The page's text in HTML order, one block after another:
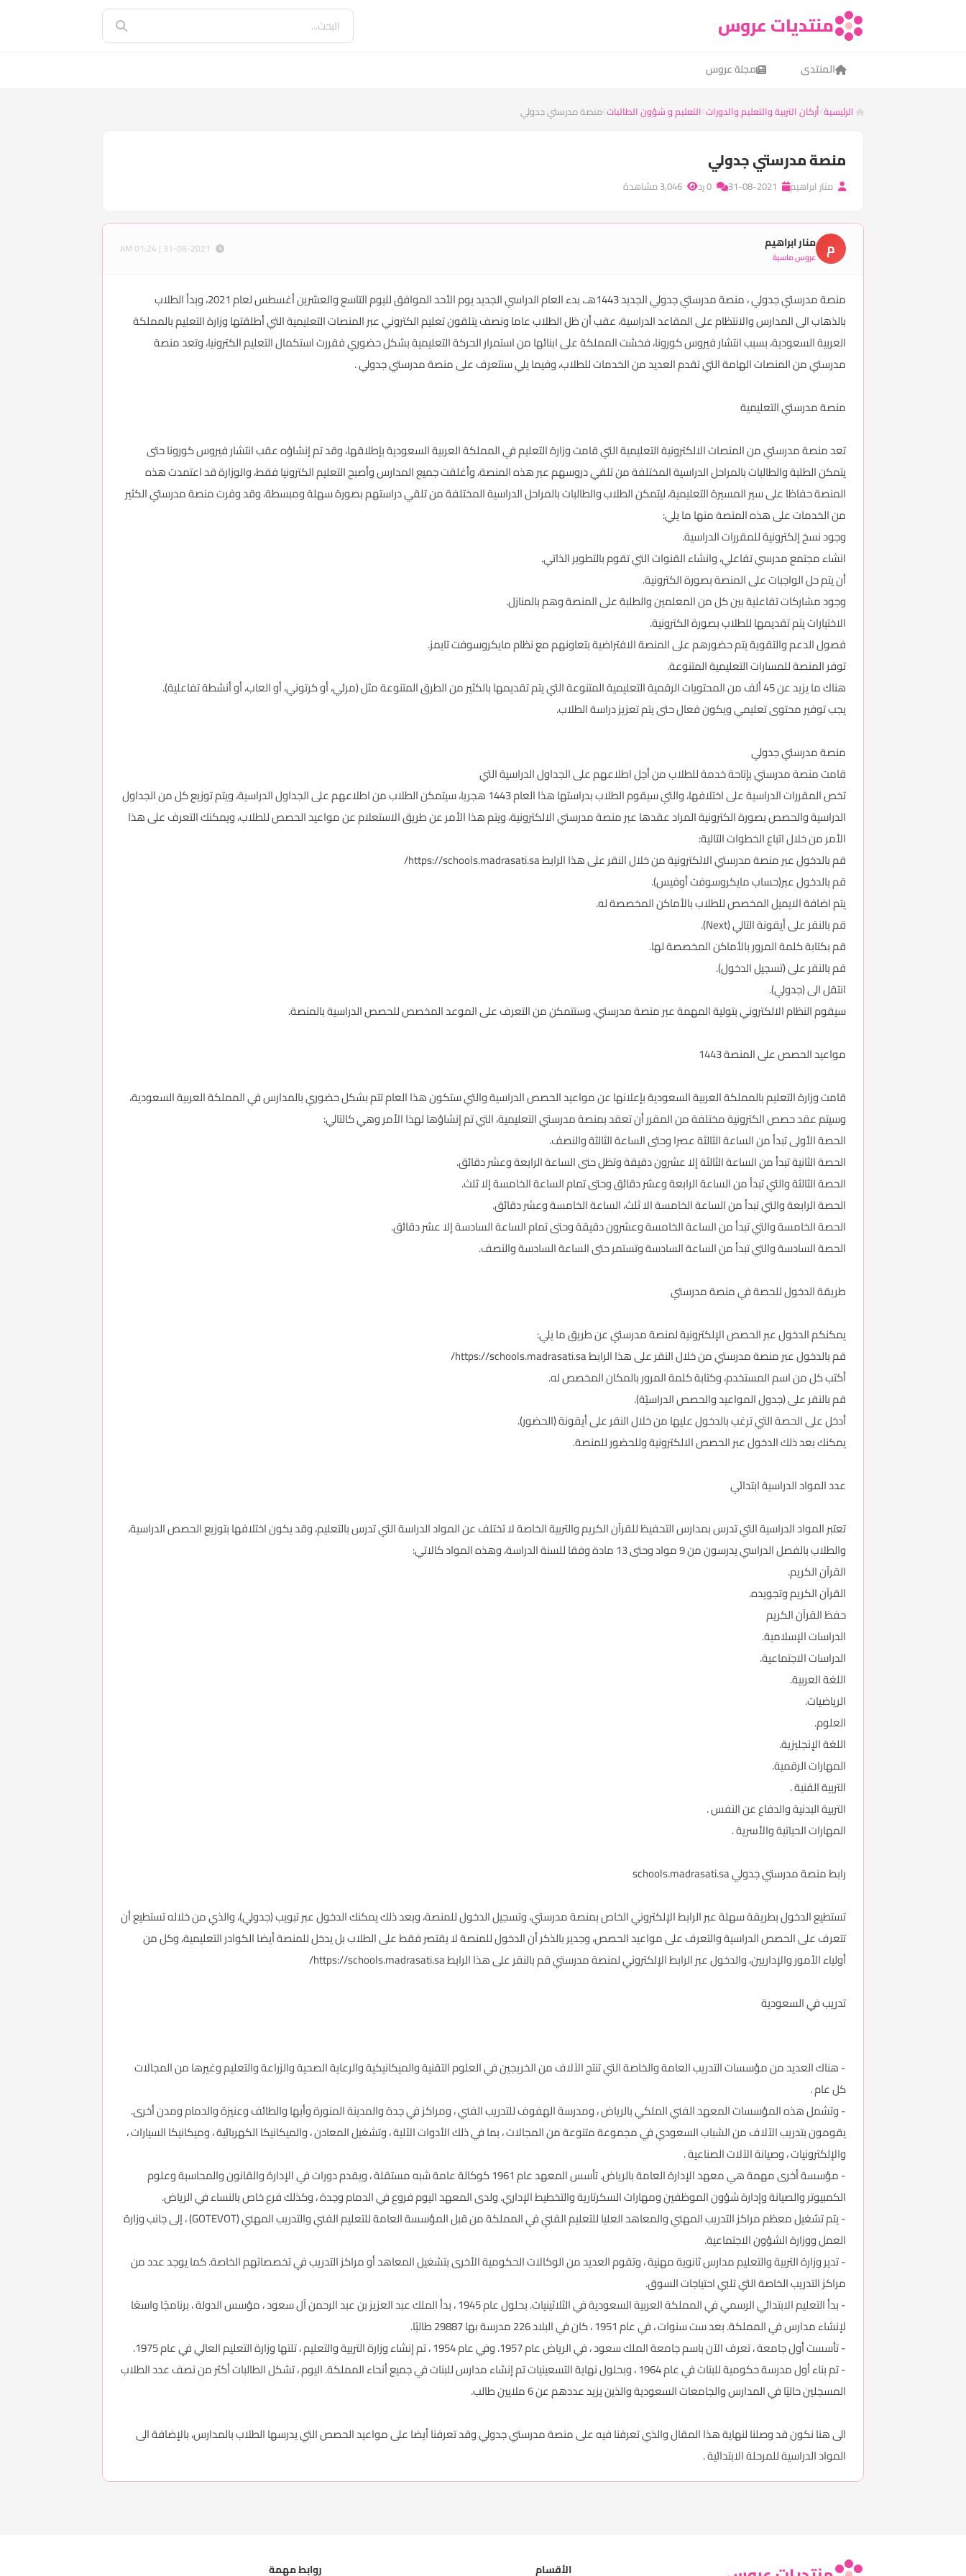
منتديات عروس
المنتدى مجلة عروس
الرئيسية أركان التربية والتعليم والدورات التعليم و شؤون الطالبات منصة مدرستي جدولي
منصة مدرستي جدولي
منار ابراهيم
م منار ابراهيم
عروس ماسية
منصة مدرستي جدولي ، منصة مدرستي جدولي الجديد 1443هـ، بدء العام الدراسي الجديد يوم الأحد الموافق لليوم التاسع والعشرين أغسطس لعام 2021، وبدأ الطلاب
بالذهاب الى المدارس والانتظام على المقاعد الدراسية، عقب أن ظل الطلاب عاما ونصف يتلقون تعليم الكتروني عبر المنصات التعليمية التي أطلقتها وزارة التعليم بالمملكة
العربية السعودية، بسبب انتشار فيروس كورونا، فخشت المملكة على ابنائها من استمرار الحركة التعليمية بشكل حضوري فقررت استكمال التعليم الكترونيا، وتعد منصة
مدرستي من المنصات الهامة التي تقدم العديد من الخدمات للطلاب، وفيما يلي سنتعرف على منصة مدرستي جدولي .
منصة مدرستي التعليمية
تعد منصة مدرستي من المنصات الالكترونية التعليمية التي قامت وزارة التعليم في المملكة العربية السعودية بإطلاقها، وقد تم إنشاؤه عقب انتشار فيروس كورونا حتى
يتمكن الطلبة والطالبات بالمراحل الدراسية المختلفة من تلقي دروسهم عبر هذه المنصة، وأغلقت جميع المدارس وأصبح التعليم الكترونيا فقط، والوزارة قد اعتمدت هذه
المنصة حفاظا على سير المسيرة التعليمية، ليتمكن الطلاب والطالبات بالمراحل الدراسية المختلفة من تلقي دراستهم بصورة سهلة ومبسطة، وقد وفرت منصة مدرستي الكثير
من الخدمات على هذه المنصة منها ما يلي:
وجود نسخ إلكترونية للمقررات الدراسية.
انشاء مجتمع مدرسي تفاعلي، وانشاء القنوات التي تقوم بالتطوير الذاتي.
أن يتم حل الواجبات على المنصة بصورة الكترونية.
وجود مشاركات تفاعلية بين كل من المعلمين والطلبة على المنصة وهم بالمنازل.
الاختبارات يتم تقديمها للطلاب بصورة الكترونية.
فصول الدعم والتقوية يتم حضورهم على المنصة الافتراضية بتعاونهم مع نظام مايكروسوفت تايمز.
توفر المنصة للمسارات التعليمية المتنوعة.
هناك ما يزيد عن 45 ألف من المحتويات الرقمية التعليمية المتنوعة التي يتم تقديمها بالكثير من الطرق المتنوعة مثل (مرئي، أو كرتوني، أو العاب، أو أنشطة تفاعلية).
يجب توفير محتوى تعليمي ويكون فعال حتى يتم تعزيز دراسة الطلاب.
منصة مدرستي جدولي
قامت منصة مدرستي بإتاحة خدمة للطلاب من أجل اطلاعهم على الجداول الدراسية التي
تخص المقررات الدراسية على اختلافها، والتي سيقوم الطلاب بدراستها هذا العام 1443 هجريا، سيتمكن الطلاب من اطلاعهم على الجداول الدراسية، ويتم توزيع كل من الجداول
الدراسية والحصص بصورة الكترونية المراد عقدها عبر منصة مدرستي الالكترونية، ويتم هذا الأمر عن طريق الاستعلام عن مواعيد الحصص للطلاب، ويمكنك التعرف على هذا
الأمر من خلال اتباع الخطوات التالية:
قم بالدخول عبر منصة مدرستي الالكترونية من خلال النقر على هذا الرابطhttps://schools.madrasati.sa/
قم بالدخول عبر(حساب مايكروسوفت أوفيس).
يتم اضافة الايميل المخصص للطلاب بالأماكن المخصصة له.
قم بالنقر على أيقونة التالي (Next).
قم بكتابة كلمة المرور بالأماكن المخصصة لها.
قم بالنقر على (تسجيل الدخول).
انتقل الى (جدولي).
سيقوم النظام الالكتروني بتولية المهمة عبر منصة مدرستي، وستتمكن من التعرف على الموعد المخصص للحصص الدراسية بالمنصة.
مواعيد الحصص على المنصة 1443
قامت وزارة التعليم بالمملكة العربية السعودية بإعلانها عن مواعيد الحصص الدراسية والتي ستكون هذا العام تتم بشكل حضوري بالمدارس في المملكة العربية السعودية،
وسيتم عقد حصص الكترونية مختلفة من المقرر أن تعقد بمنصة مدرستي التعليمية، التي تم إنشاؤها لهذا الأمر وهي كالتالي:
الحصة الأولى تبدأ من الساعة الثالثة عصرا وحتى الساعة الثالثة والنصف.
الحصة الثانية تبدأ من الساعة الثالثة إلا عشرون دقيقة وتظل حتى الساعة الرابعة وعشر دقائق.
الحصة الثالثة والتي تبدأ من الساعة الرابعة وعشر دقائق وحتى تمام الساعة الخامسة إلا ثلث.
الحصة الرابعة والتي تبدأ من الساعة الخامسة الا ثلث، الساعة الخامسة وعشر دقائق.
الحصة الخامسة والتي تبدأ من الساعة الخامسة وعشرون دقيقة وحتى تمام الساعة السادسة إلا عشر دقائق.
الحصة السادسة والتي تبدأ من الساعة السادسة وتستمر حتى الساعة السادسة والنصف.
طريقة الدخول للحصة في منصة مدرستي
يمكنكم الدخول عبر الحصص الإلكترونية لمنصة مدرستي عن طريق ما يلي:
قم بالدخول عبر منصة مدرستي من خلال النقر على هذا الرابطhttps://schools.madrasati.sa/
أكتب كل من اسم المستخدم، وكتابة كلمة المرور بالمكان المخصص له.
قم بالنقر على (جدول المواعيد والحصص الدراسيّة).
أدخل على الحصة التي ترغب بالدخول عليها من خلال النقر على أيقونة (الحضور).
يمكنك بعد ذلك الدخول عبر الحصص الالكترونية وللحضور للمنصة.
عدد المواد الدراسية ابتدائي
تعتبر المواد الدراسية التي تدرس بمدارس التحفيظ للقرآن الكريم والتربية الخاصة لا تختلف عن المواد الدراسة التي تدرس بالتعليم، وقد يكون اختلافها بتوزيع الحصص الدراسية،
والطلاب بالفصل الدراسي يدرسون من 9 مواد وحتى 13 مادة وفقا للسنة الدراسة، وهذه المواد كالاتي:
القرآن الكريم.
القرآن الكريم وتجويده.
حفظ القرآن الكريم
الدراسات الإسلامية.
الدراسات الاجتماعية.
اللغة العربية.
الرياضيات.
العلوم.
اللغة الإنجليزية.
المهارات الرقمية.
التربية الفنية .
التربية البدنية والدفاع عن النفس .
المهارات الحياتية والأسرية .
رابط منصة مدرستي جدولي schools.madrasati.sa
تستطيع الدخول بطريقة سهلة عبر الرابط الإلكتروني الخاص بمنصة مدرستي، وتسجيل الدخول للمنصة، وبعد ذلك يمكنك الدخول عبر تبويب (جدولي)، والذي من خلاله تستطيع أن
تتعرف على الحصص الدراسية والتعرف على مواعيد الحصص، وجدير بالذكر أن الدخول للمنصة لا يقتصر فقط على الطلاب بل يدخل للمنصة أيضا الكوادر التعليمية، وكل من
أولياء الأمور والإداريين، والدخول عبر الرابط الإلكتروني لمنصة مدرستي قم بالنقر على هذا الرابطhttps://schools.madrasati.sa/
تدريب في السعودية
- هناك العديد من مؤسسات التدريب العامة والخاصة التي تنتج الآلاف من الخريجين في العلوم التقنية والميكانيكية والرعاية الصحية والزراعة والتعليم وغيرها من المجالات
كل عام .
- وتشمل هذه المؤسسات المعهد الفني الملكي بالرياض ، ومدرسة الهفوف للتدريب الفني ، ومراكز في جدة والمدينة المنورة وأبها والطائف وعنيزة والدمام ومدن أخرى.
يقومون بتدريب الآلاف من الشباب السعودي في مجموعة متنوعة من المجالات ، بما في ذلك الأدوات الآلية ، وتشغيل المعادن ، والميكانيكا الكهربائية ، وميكانيكا السيارات ،
والإلكترونيات ، وصيانة الآلات الصناعية .
- مؤسسة أخرى مهمة هي معهد الإدارة العامة بالرياض. تأسس المعهد عام 1961 كوكالة عامة شبه مستقلة ، ويقدم دورات في الإدارة والقانون والمحاسبة وعلوم
الكمبيوتر والصيانة وإدارة شؤون الموظفين ومهارات السكرتارية والتخطيط الإداري. ولدى المعهد اليوم فروع في الدمام وجدة ، وكذلك فرع خاص بالنساء في الرياض.
- يتم تشغيل معظم مراكز التدريب المهني والمعاهد العليا للتعليم الفني في المملكة من قبل المؤسسة العامة للتعليم الفني والتدريب المهني (GOTEVOT) ، إلى جانب وزارة
العمل ووزارة الشؤون الاجتماعية.
- تدير وزارة التربية والتعليم مدارس ثانوية مهنية ، وتقوم العديد من الوكالات الحكومية الأخرى بتشغيل المعاهد أو مراكز التدريب في تخصصاتهم الخاصة. كما يوجد عدد من
مراكز التدريب الخاصة التي تلبي احتياجات السوق.
- بدأ التعليم الابتدائي الرسمي في المملكة العربية السعودية في الثلاثينيات. بحلول عام 1945 ، بدأ الملك عبد العزيز بن عبد الرحمن آل سعود ، مؤسس الدولة ، برنامجًا واسعًا
لإنشاء مدارس في المملكة. بعد ست سنوات ، في عام 1951 ، كان في البلاد 226 مدرسة بها 29887 طالبًا.
- تأسست أول جامعة ، تعرف الآن باسم جامعة الملك سعود ، في الرياض عام 1957. وفي عام 1954 ، تم إنشاء وزارة التربية والتعليم ، تلتها وزارة التعليم العالي في عام 1975.
- تم بناء أول مدرسة حكومية للبنات في عام 1964 ، وبحلول نهاية التسعينيات تم إنشاء مدارس للبنات في جميع أنحاء المملكة. اليوم ، تشكل الطالبات أكثر من نصف عدد الطلاب
المسجلين حاليًا في المدارس والجامعات السعودية والذين يزيد عددهم عن 6 ملايين طالب.
الى هنا نكون قد وصلنا لنهاية هذا المقال والذي تعرفنا فيه على منصة مدرستي جدولي وقد تعرفنا أيضا على مواعيد الحصص التي يدرسها الطلاب بالمدارس، بالإضافة الى
المواد الدراسية للمرحلة الابتدائية .
الأقسام روابط مهمة